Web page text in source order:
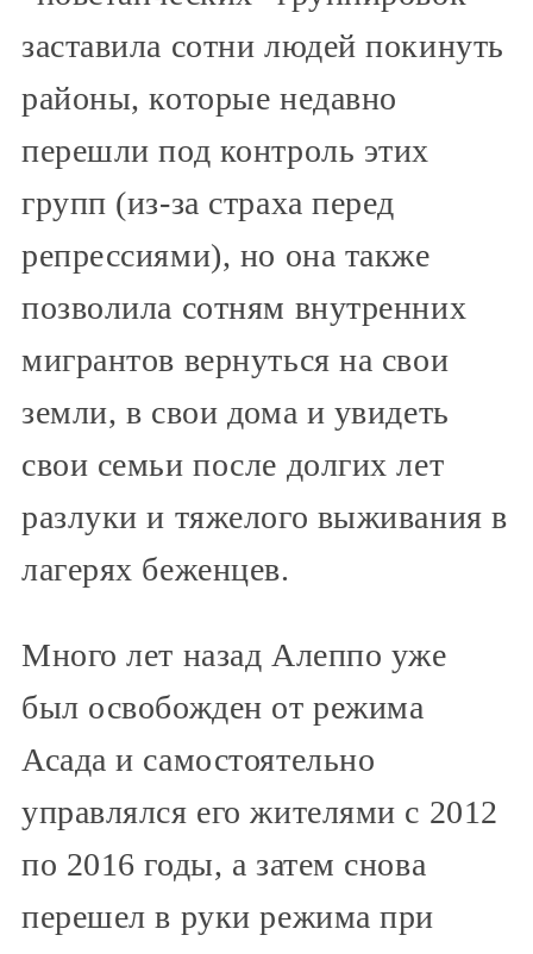
заставила сотни людей покинуть
районы, которые недавно
перешли под контроль этих
групп (из-за страха перед
репрессиями), но она также
позволила сотням внутренних
мигрантов вернуться на свои
земли, в свои дома и увидеть
свои семьи после долгих лет
разлуки и тяжелого выживания в
лагерях беженцев.
Много лет назад Алеппо уже
был освобожден от режима
Асада и самостоятельно
управлялся его жителями с 2012
по 2016 годы, а затем снова
перешел в руки режима при